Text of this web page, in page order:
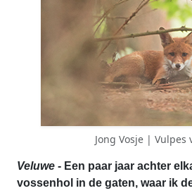
Jong Vosje | Vulpes
Veluwe - Een paar jaar achter
vossenhol in de gaten, waar ik